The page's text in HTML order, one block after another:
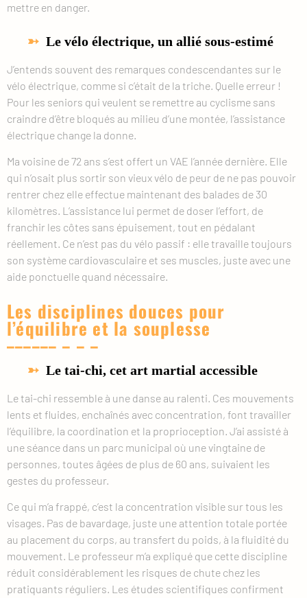
mettre en danger.
Le vélo électrique, un allié sous-estimé
J’entends souvent des remarques condescendantes sur le
vélo électrique, comme si c’était de la triche. Quelle erreur !
Pour les seniors qui veulent se remettre au cyclisme sans
craindre d’être bloqués au milieu d’une montée, l’assistance
électrique change la donne.
Ma voisine de 72 ans s’est offert un VAE l’année dernière. Elle
qui n’osait plus sortir son vieux vélo de peur de ne pas pouvoir
rentrer chez elle effectue maintenant des balades de 30
kilomètres. L’assistance lui permet de doser l’effort, de
franchir les côtes sans épuisement, tout en pédalant
réellement. Ce n’est pas du vélo passif : elle travaille toujours
son système cardiovasculaire et ses muscles, juste avec une
aide ponctuelle quand nécessaire.
Les disciplines douces pour
l’équilibre et la souplesse
Le tai-chi, cet art martial accessible
Le tai-chi ressemble à une danse au ralenti. Ces mouvements
lents et fluides, enchaînés avec concentration, font travailler
l’équilibre, la coordination et la proprioception. J’ai assisté à
une séance dans un parc municipal où une vingtaine de
personnes, toutes âgées de plus de 60 ans, suivaient les
gestes du professeur.
Ce qui m’a frappé, c’est la concentration visible sur tous les
visages. Pas de bavardage, juste une attention totale portée
au placement du corps, au transfert du poids, à la fluidité du
mouvement. Le professeur m’a expliqué que cette discipline
réduit considérablement les risques de chute chez les
pratiquants réguliers. Les études scientifiques confirment